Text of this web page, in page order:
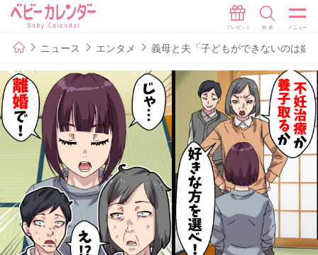
ニュース エンタメ 義母と夫「子どもができないのは嫁